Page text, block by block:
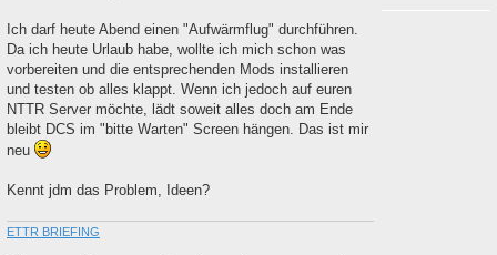
a
Ich darf heute Abend einen "Aufwärmflug" durchführen.
Da ich heute Urlaub habe, wollte ich mich schon was
vorbereiten und die entsprechenden Mods installieren
und testen ob alles klappt. Wenn ich jedoch auf euren
NTTR Server möchte, lädt soweit alles doch am Ende
bleibt DCS im "bitte Warten" Screen hängen. Das ist mir
neu
Kennt jdm das Problem, Ideen?
ETTR BRIEFING